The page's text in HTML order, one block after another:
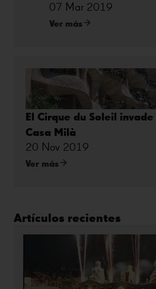
07 Mar 2019
Ver más
El Cirque du Soleil
Casa Milà
20 Nov 2019
Ver más
Artículos recientes